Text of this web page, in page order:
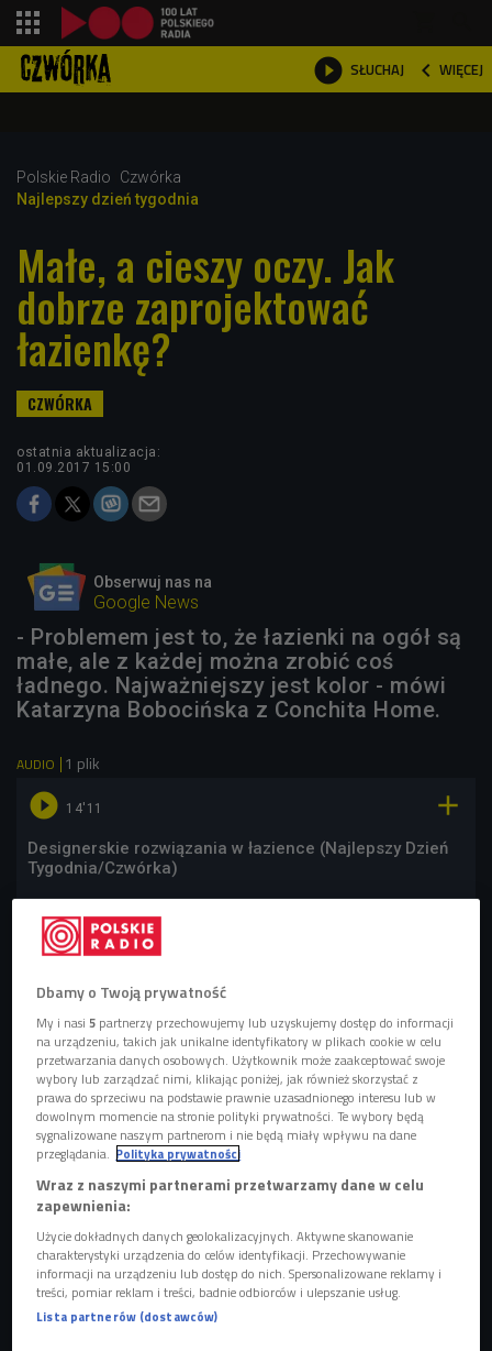
 SŁUCHAJ  WIĘCEJ

Polskie Radio
Czwórka
Najlepszy dzień tygodnia
Małe, a cieszy oczy. Jak
dobrze zaprojektować
łazienkę?
ostatnia aktualizacja:
01.09.2017 15:00
Obserwuj nas na
Google News
- Problemem jest to, że łazienki na ogół są
małe, ale z każdej można zrobić coś
ładnego. Najważniejszy jest kolor - mówi
Katarzyna Bobocińska z Conchita Home.
AUDIO 1 plik
 14'11 
Designerskie rozwiązania w łazience (Najlepszy Dzień
Tygodnia/Czwórka)
Łazienki w większości polskich mieszkań są małe, więc dobre rozplanowanie
Dbamy o Twoją prywatność
My i nasi5 partnerzy przechowujemy lub uzyskujemy dostęp do informacji
na urządzeniu, takich jak unikalne identyfikatory w plikach cookie w celu
przetwarzania danych osobowych. Użytkownik może zaakceptować swoje
wybory lub zarządzać nimi, klikając poniżej, jak również skorzystać z
prawa do sprzeciwu na podstawie prawnie uzasadnionego interesu lub w
dowolnym momencie na stronie polityki prywatności. Te wybory będą
sygnalizowane naszym partnerom i nie będą miały wpływu na dane
przeglądania. Polityka prywatności
Wraz z naszymi partnerami przetwarzamy dane w celu
zapewnienia:
Użycie dokładnych danych geolokalizacyjnych. Aktywne skanowanie
charakterystyki urządzenia do celów identyfikacji. Przechowywanie
informacji na urządzeniu lub dostęp do nich. Spersonalizowane reklamy i
treści, pomiar reklam i treści, badnie odbiorców i ulepszanie usług.
Lista partnerów (dostawców)